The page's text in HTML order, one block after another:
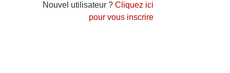
Nouvel utilisateur ?Cliquez ici
pour vous inscrire